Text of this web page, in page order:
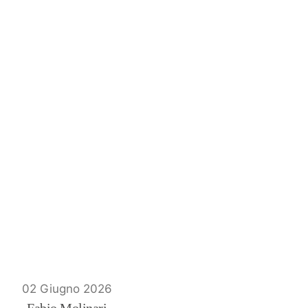
02 Giugno 2026